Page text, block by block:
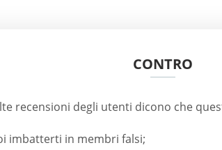
CONTRO
recensioni degli utenti dicono che
imbatterti in membri falsi;